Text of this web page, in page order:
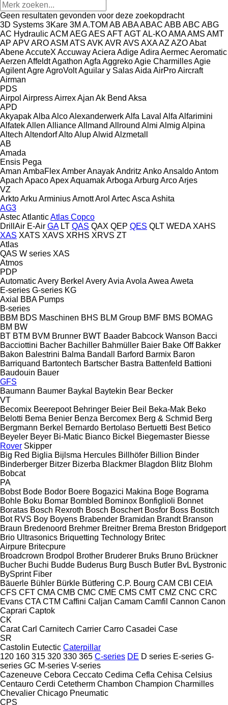
Geen resultaten gevonden voor deze zoekopdracht
3D Systems 3Kare 3M A.TOM AB ABAABAC ABB ABC ABG
AC HydraulicACM AEGAES AFTAGTAL-KOAMAAMS AMT
AP APVAROASM ATS AVK AVR AVS AXAAZ AZOAbat
AbeneAccuteX AccuwayAciera AdigeAdira AermecAeromatic
Aerzen AffeldtAgathon Agfa AggrekoAgie CharmillesAgie
AgilentAgreAgroVoltAguilar y SalasAida AirProAircraft
Airman
PDS
Airpol AirpressAirrexAjan Ak Bend Aksa
APD
AkyapakAlba AlcoAlexanderwerkAlfa Laval Alfa Alfarimini
AlfatekAllen AllianceAllmand Allround Almi Almig Alpina
Altech AltendorfAltoAlupAlwid Alzmetall
AB
Amada
Ensis Pega
Aman AmbaFlexAmberAnayakAndritz AnkoAnsaldoAntom
Apach ApacoApexAquamakArboga Arburg ArcoArjes
VZ
ArktoArku ArminiusArnottArol ArtecAsca Ashita
AG3
AstecAtlanticAtlas Copco
DrillAir E-Air GA LT QAS QAX QEP QES QLT WEDA XAHS
XAS XATS XAVS XRHS XRVS ZT
Atlas
QAS W series XAS
Atmos
PDP
AutomaticAvery Berkel AveryAvia Avola Awea Aweta
E-series G-series KG
Axial
BBA Pumps
B-series
BBM BDS Maschinen BHS BLM Group BMF BMS BOMAG
BM BW
BT BTM BVM Brunner BWT Baader Babcock Wanson Bacci
Bacciottini Bacher Bachiller Bahmüller Baier Bake Off Bakker
Bakon Balestrini Balma Bandall Barford Barmix Baron
Barriquand Bartontech Bartscher Bastra Battenfeld Battioni
Baudouin Bauer
GFS
Baumann Baumer Baykal Baytekin Bear Becker
VT
Becomix Beerepoot Behringer Beier Beil Beka-Mak Beko
Belotti Bema Benier Benza Bercomex Berg & Schmid Berg
Bergmann Berkel Bernardo Bertolaso Bertuetti Best Betico
Beyeler Beyer Bi-Matic Bianco Bickel Biegemaster Biesse
Rover Skipper
Big Red Biglia Bijlsma Hercules Billhöfer Billion Binder
Binderberger Bitzer Bizerba Blackmer Blagdon Blitz Blohm
Bobcat
PA
Bobst Bode Bodor Boere Bogazici Makina Boge Bograma
Bohle Boku Bomar Bombled Bominox Bonfiglioli Bonnet
Boratas Bosch Rexroth Bosch Boschert Bosfor Boss Bostitch
Bot RVS Boy Boyens Brabender Bramidan Brandt Branson
Braun Bredenoord Brehmer Breitner Brema Breston Bridgeport
Brio Ultrasonics Briquetting Technology Britec
Airpure Britecpure
Broadcrown Brodpol Brother Bruderer Bruks Bruno Brückner
Bucher Buchi Budde Buderus Burg Busch Butler BvL Bystronic
BySprint Fiber
Bäuerle Bühler Bürkle Bütfering C.P. Bourg CAM CBI CEIA
CFS CFT CMA CMB CMC CME CMS CMT CMZ CNC CRC
Evans CTA CTM Caffini Caljan Camam Camfil Cannon Canon
Caprari Captok
CK
Carat Carl Carnitech Carrier Carro Casadei Case
SR
Castolin Eutectic Caterpillar
120 160 315 320 330 365 C-series DE D series E-series G-
series GC M-series V-series
Cazeneuve Cebora Ceccato Cedima Cefla Cehisa Celsius
Centauro Cerdi Cetetherm Chambon Champion Charmilles
Chevalier Chicago Pneumatic
CPS